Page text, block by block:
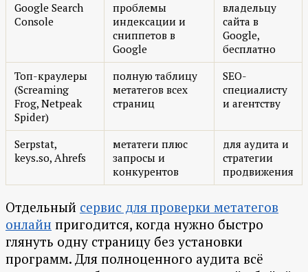
Google Search
Console
проблемы
индексации и
сниппетов в
Google
владельцу
сайта в
Google,
бесплатно
Топ-краулеры
(Screaming
Frog, Netpeak
Spider)
полную таблицу
метатегов всех
страниц
SEO-
специалисту
и агентству
Serpstat,
keys.so, Ahrefs
метатеги плюс
запросы и
конкурентов
для аудита и
стратегии
продвижения
Отдельный сервис для проверки метатегов
онлайн пригодится, когда нужно быстро
глянуть одну страницу без установки
программ. Для полноценного аудита всё